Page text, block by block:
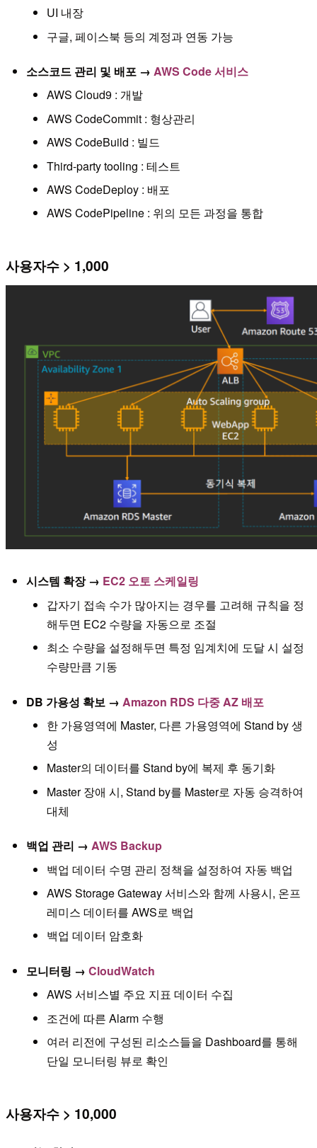
UI 내장
구글, 페이스북 등의 계정과 연동 가능
소스코드 관리 및 배포 → AWS Code 서비스
AWS Cloud9 : 개발
AWS CodeCommit : 형상관리
AWS CodeBuild : 빌드
Third-party tooling : 테스트
AWS CodeDeploy : 배포
AWS CodePipeline : 위의 모든 과정을 통합
사용자수 > 1,000
시스템 확장 → EC2 오토 스케일링
갑자기 접속 수가 많아지는 경우를 고려해 규칙을 정
해두면 EC2 수량을 자동으로 조절
최소 수량을 설정해두면 특정 임계치에 도달 시 설정
수량만큼 기동
DB 가용성 확보 → Amazon RDS 다중 AZ 배포
한 가용영역에 Master, 다른 가용영역에 Stand by 생
성
Master의 데이터를 Stand by에 복제 후 동기화
Master 장애 시, Stand by를 Master로 자동 승격하여
대체
백업 관리 → AWS Backup
백업 데이터 수명 관리 정책을 설정하여 자동 백업
AWS Storage Gateway 서비스와 함께 사용시, 온프
레미스 데이터를 AWS로 백업
백업 데이터 암호화
모니터링 → CloudWatch
AWS 서비스별 주요 지표 데이터 수집
조건에 따른 Alarm 수행
여러 리전에 구성된 리소스들을 Dashboard를 통해
단일 모니터링 뷰로 확인
사용자수 > 10,000